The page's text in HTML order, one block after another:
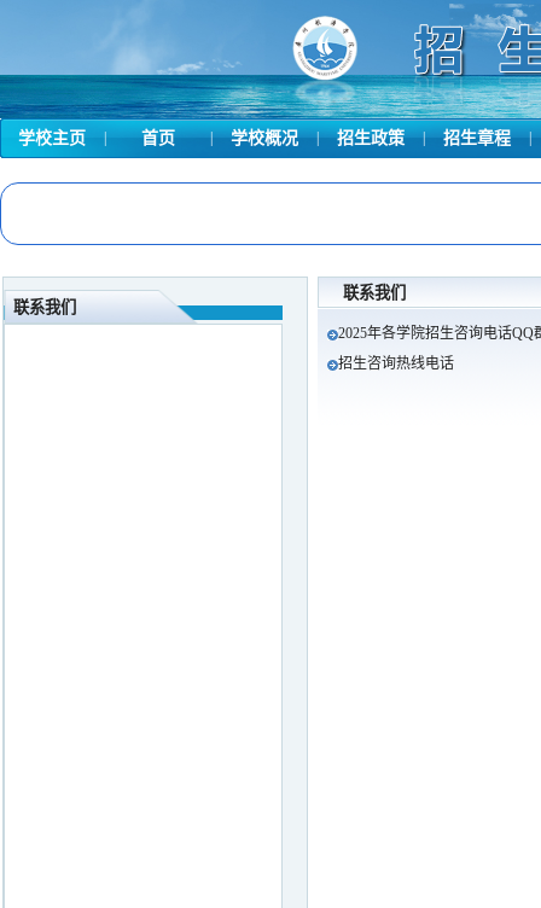
学校主页 首页 | 学校概况 | 招生政策 | 招生章程 |
联系我们
联系我们
2025年各学院招生咨询电话QQ
招生咨询热线电话